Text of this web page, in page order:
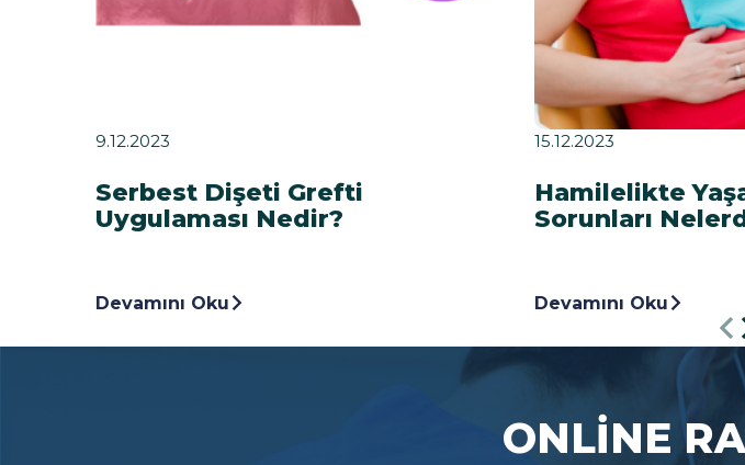
9.12.2023
Serbest Dişeti Grefti
Uygulaması Nedir?
Devamını Oku
15.12.2023
Hamilelikte
Sorunları
Devamını Oku
ONLİNE